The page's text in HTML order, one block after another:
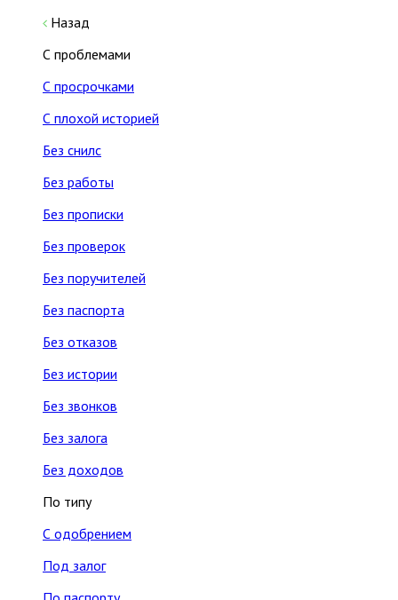
Назад
С проблемами
С просрочками
С плохой историей
Без снилс
Без работы
Без прописки
Без проверок
Без поручителей
Без паспорта
Без отказов
Без истории
Без звонков
Без залога
Без доходов
По типу
С одобрением
Под залог